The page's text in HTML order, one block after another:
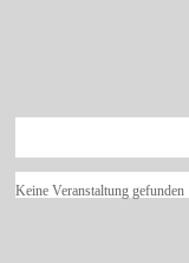
Keine Veranstaltung gefunden